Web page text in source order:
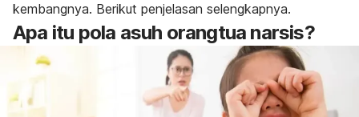
kembangnya. Berikut penjelasan selengkapnya.
Apa itu pola asuh orangtua narsis?